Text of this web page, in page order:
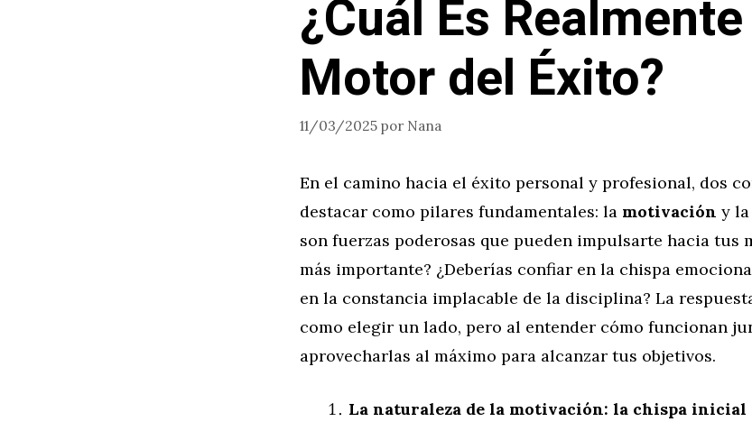
¿Cuál Es
Motor del Éxito?
11/03/2025 por Nana
En el camino hacia el éxito personal y profesional, dos
destacar como pilares fundamentales: la motivación y la
son fuerzas poderosas que pueden impulsarte hacia tus
más importante? ¿Deberías confiar en la chispa
en la constancia implacable de la disciplina? La
como elegir un lado, pero al entender cómo funcionan
aprovecharlas al máximo para alcanzar tus objetivos.
La naturaleza de la motivación: la chispa inicial